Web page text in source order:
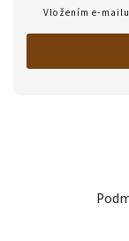
Vložením e-